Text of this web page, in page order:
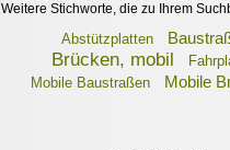
Weitere Stichworte, die zu Ihrem
Abstützplatten
Brücken, mobil
Mobile Baustraßen Mobile